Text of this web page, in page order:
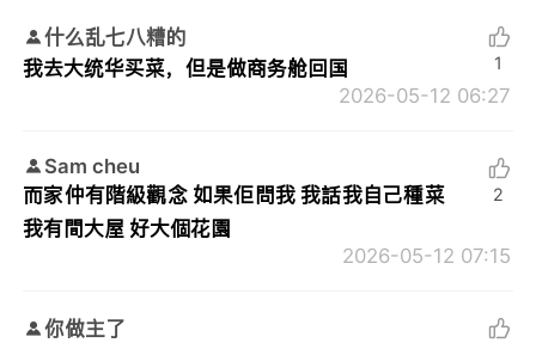
什么乱七八糟的
我去大统华买菜，但是做商务舱回国
2026-05-12 06:27
1
Sam cheu
而家仲有階級觀念 如果佢問我 我話我自己種菜
我有間大屋 好大個花園
2026-05-12 07:15
2
你做主了